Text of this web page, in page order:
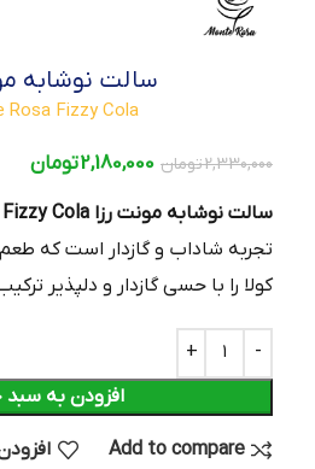
سالت نوشابه
Rosa Fizzy Cola
2,330,000تومان 2,180,000تومان
سالت نوشابه مونت رزا Cola
تجربه شاداب و گازدار است که
کولا را با حسی گازدار و دلپذیر
افزودن به سبد
Add to compare